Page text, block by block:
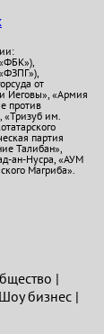
от
Иеговы», «Армия
против
«Тризуб им.
партия
Талибан»,
ан-Нусра, «АУМ
Магриба».
|
Шоу бизнес|